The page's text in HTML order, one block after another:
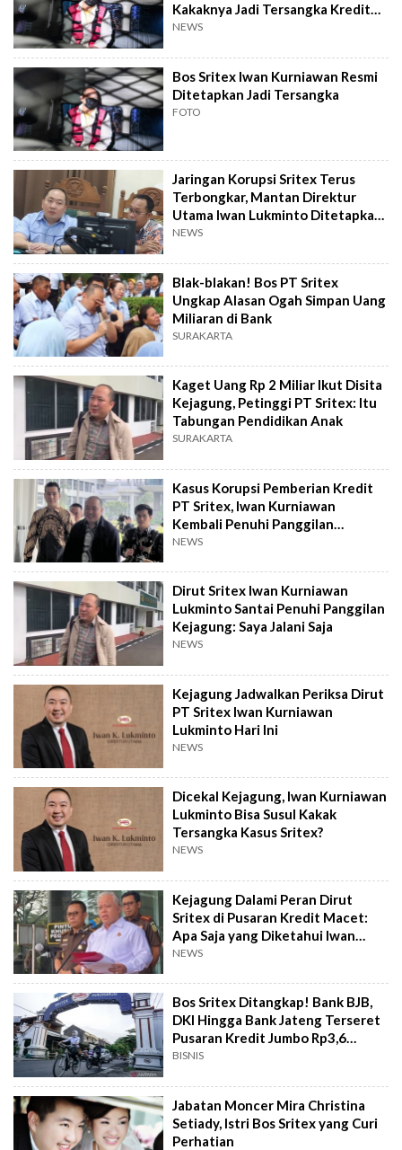
Kakaknya Jadi Tersangka Kredit
Bank
NEWS
Bos Sritex Iwan Kurniawan Resmi
Ditetapkan Jadi Tersangka
FOTO
Jaringan Korupsi Sritex Terus
Terbongkar, Mantan Direktur
Utama Iwan Lukminto Ditetapkan
Tersangka
NEWS
Blak-blakan! Bos PT Sritex
Ungkap Alasan Ogah Simpan Uang
Miliaran di Bank
SURAKARTA
Kaget Uang Rp 2 Miliar Ikut Disita
Kejagung, Petinggi PT Sritex: Itu
Tabungan Pendidikan Anak
SURAKARTA
Kasus Korupsi Pemberian Kredit
PT Sritex, Iwan Kurniawan
Kembali Penuhi Panggilan
Kejagung
NEWS
Dirut Sritex Iwan Kurniawan
Lukminto Santai Penuhi Panggilan
Kejagung: Saya Jalani Saja
NEWS
Kejagung Jadwalkan Periksa Dirut
PT Sritex Iwan Kurniawan
Lukminto Hari Ini
NEWS
Dicekal Kejagung, Iwan Kurniawan
Lukminto Bisa Susul Kakak
Tersangka Kasus Sritex?
NEWS
Kejagung Dalami Peran Dirut
Sritex di Pusaran Kredit Macet:
Apa Saja yang Diketahui Iwan
Lukminto?
NEWS
Bos Sritex Ditangkap! Bank BJB,
DKI Hingga Bank Jateng Terseret
Pusaran Kredit Jumbo Rp3,6
Triliun?
BISNIS
Jabatan Moncer Mira Christina
Setiady, Istri Bos Sritex yang Curi
Perhatian